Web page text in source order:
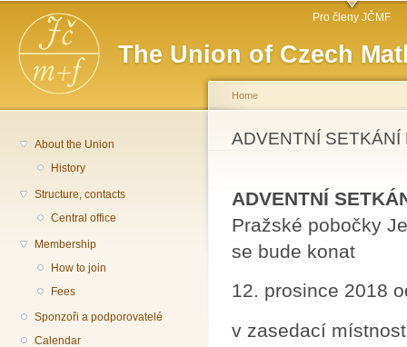
The Union of Czech
Main menu Pro členy JČMF
About the Union
History
Structure, contacts
Central office
Membership
How to join
Fees
Sponzoři a podporovatelé
Calendar
You are here
Home
ADVENTNÍ
ADVENTNÍ
Pražské pobočky
se bude konat
12. prosince 2018
v zasedací